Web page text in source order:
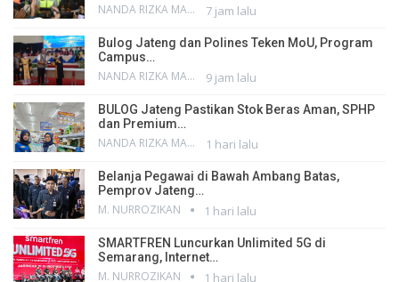
NANDA RIZKA MAHENDRA 7 jam lalu
Bulog Jateng dan Polines Teken MoU, Program
Campus…
NANDA RIZKA MAHENDRA 9 jam lalu
BULOG Jateng Pastikan Stok Beras Aman, SPHP
dan Premium…
NANDA RIZKA MAHENDRA 1 hari lalu
Belanja Pegawai di Bawah Ambang Batas,
Pemprov Jateng…
M. NURROZIKAN 1 hari lalu
SMARTFREN Luncurkan Unlimited 5G di
Semarang, Internet…
M. NURROZIKAN 1 hari lalu